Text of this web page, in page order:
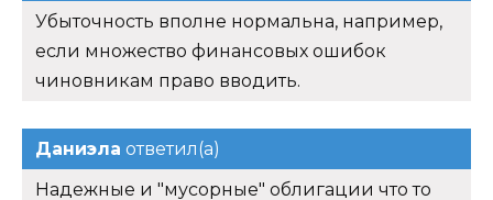
Убыточность вполне нормальна, например,
если множество финансовых ошибок
чиновникам право вводить.
Даниэла ответил(а)
Надежные и "мусорные" облигации что то